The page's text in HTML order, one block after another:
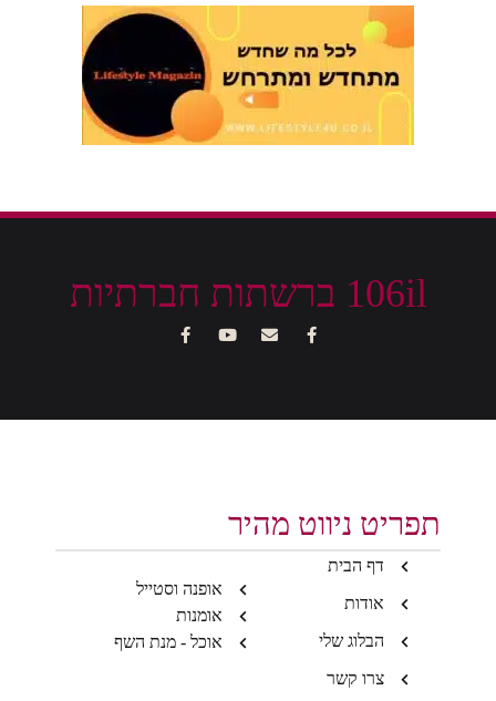
106il ברשתות חברתיות
תפריט ניווט מהיר
דף הבית
אודות
הבלוג שלי
צרו קשר
אופנה וסטייל
אומנות
אוכל - מנת השף